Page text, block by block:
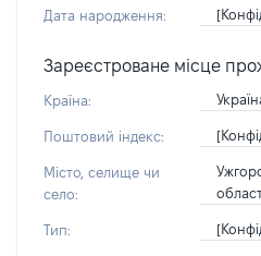
Дата народження:
Зареєстроване місце
Країна:
Поштовий індекс:
Місто, селище чи
село:
Тип: